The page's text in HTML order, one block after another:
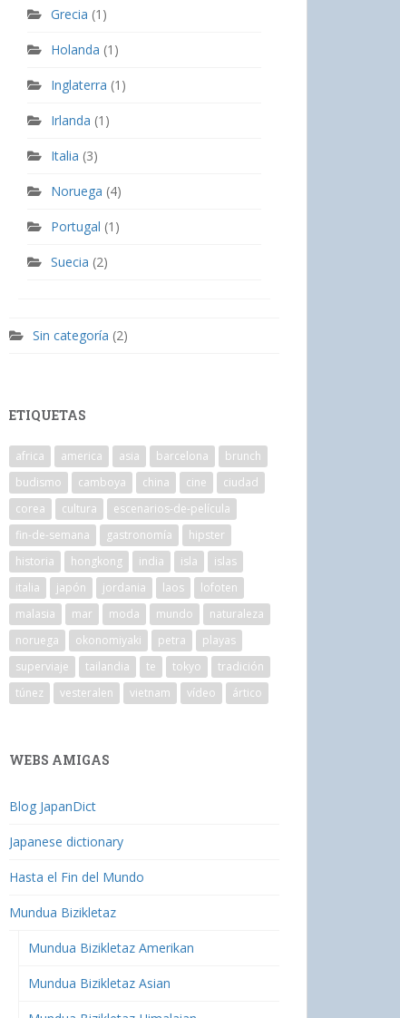
Grecia (1)
Holanda (1)
Inglaterra (1)
Irlanda (1)
Italia (3)
Noruega (4)
Portugal (1)
Suecia (2)
Sin categoría (2)
ETIQUETAS
africa america asia barcelona
brunch
budismo
camboya china cine
ciudad
corea
cultura
escenarios-de-película
fin-de-semana
gastronomía
hipster
historia
hongkong india isla
islas
italia
japón jordania laos
lofoten
malasia
mar moda mundo
naturaleza
noruega
okonomiyaki petra
playas
superviaje
tailandia te tokyo
tradición
túnez
vesteralen vietnam vídeo ártico
WEBS AMIGAS
Blog JapanDict
Japanese dictionary
Hasta el Fin del Mundo
Mundua Bizikletaz
Mundua Bizikletaz Amerikan
Mundua Bizikletaz Asian